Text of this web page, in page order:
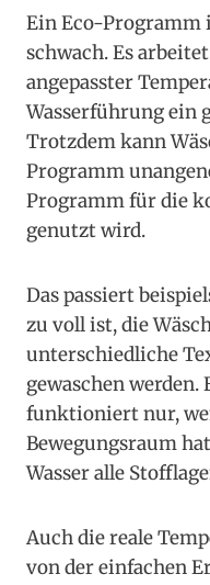
Ein Eco-
schwach. Es
angepasster
Wasserführung ein
Trotzdem kann
Programm
Programm für die
genutzt wird.
Das passiert
zu voll ist, die
unterschiedliche
gewaschen werden.
funktioniert nur,
Bewegungsraum
Wasser alle
Auch die reale
von der einfachen